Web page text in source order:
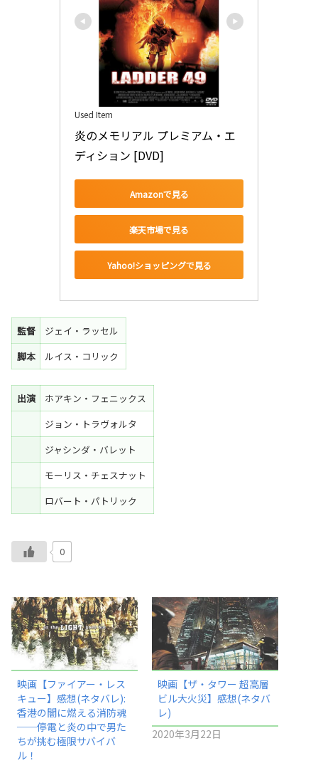
Used Item
炎のメモリアル プレミアム・エ
ディション [DVD]
Amazonで見る
楽天市場で見る
Yahoo!ショッピングで見る
監督
ジェイ・ラッセル
脚本
ルイス・コリック
出演
ホアキン・フェニックス
ジョン・トラヴォルタ
ジャシンダ・バレット
モーリス・チェスナット
ロバート・パトリック
0
映画【ファイアー・レス
キュー】感想(ネタバレ):
香港の闇に燃える消防魂
──停電と炎の中で男た
ちが挑む極限サバイバ
ル！
映画【ザ・タワー 超高層
ビル大火災】感想(ネタバ
レ)
2020年3月22日